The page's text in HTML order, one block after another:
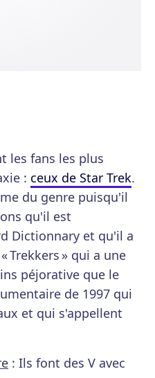
les fans les plus
: ceux de Star Trek.
du genre puisqu'il
qu'il est
Dictionnary et qu'il a
Trekkers » qui a une
péjorative que le
de 1997 qui
et qui s'appellent
: Ils font des V avec